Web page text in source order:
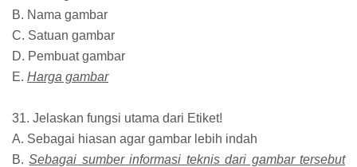
B. Nama gambar
C. Satuan gambar
D. Pembuat gambar
E. Harga gambar
31. Jelaskan fungsi utama dari Etiket!
A. Sebagai hiasan agar gambar lebih indah
B.Sebagai sumber informasi teknis dari gambar tersebut